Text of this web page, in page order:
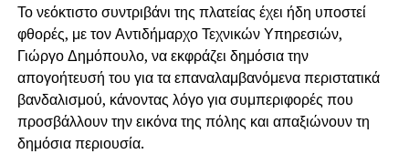
Το νεόκτιστο συντριβάνι της πλατείας έχει ήδη υποστεί
φθορές, με τον Αντιδήμαρχο Τεχνικών Υπηρεσιών,
Γιώργο Δημόπουλο, να εκφράζει δημόσια την
απογοήτευσή του για τα επαναλαμβανόμενα περιστατικά
βανδαλισμού, κάνοντας λόγο για συμπεριφορές που
προσβάλλουν την εικόνα της πόλης και απαξιώνουν τη
δημόσια περιουσία.